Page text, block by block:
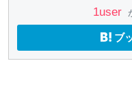
1user
ブ